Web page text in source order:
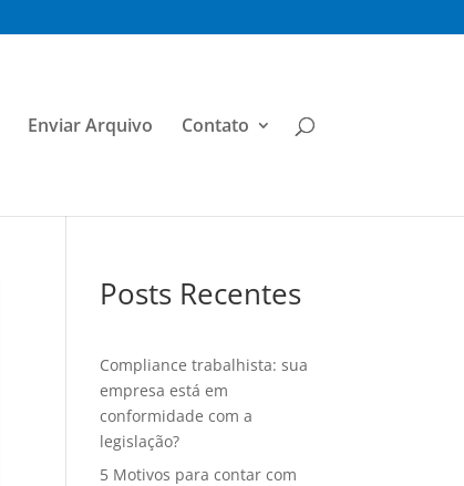
Enviar Arquivo Contato
Posts Recentes
Compliance trabalhista: sua
empresa está em
conformidade com a
legislação?
5 Motivos para contar com